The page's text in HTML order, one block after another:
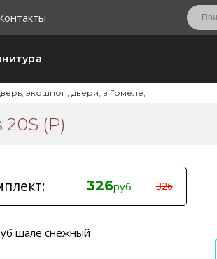
экошпон, двери, в Гомеле,
(Р)
326руб 326
шале снежный